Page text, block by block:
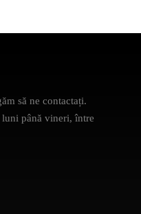
să ne contactați.
luni până vineri, între